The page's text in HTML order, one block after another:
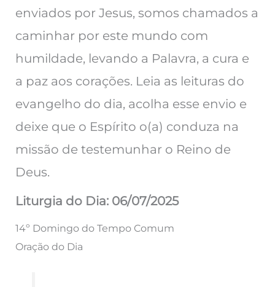
enviados por Jesus, somos chamados a
caminhar por este mundo com
humildade, levando a Palavra, a cura e
a paz aos corações. Leia as leituras do
evangelho do dia, acolha esse envio e
deixe que o Espírito o(a) conduza na
missão de testemunhar o Reino de
Deus.
Liturgia do Dia: 06/07/2025
14º Domingo do Tempo Comum
Oração do Dia